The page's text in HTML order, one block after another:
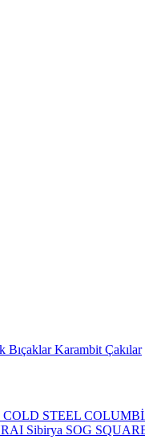
BıçaklarKarambit Çakılar
COLD STEEL
Sibirya SOG